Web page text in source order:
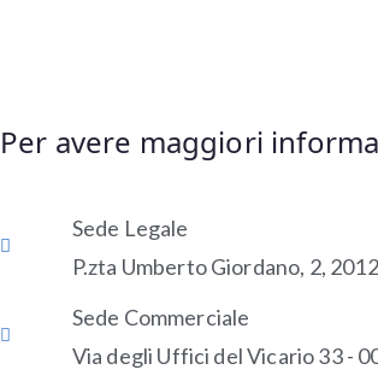
Per avere maggiori
Sede Legale
P.zta Umberto Giordano, 2,
Sede Commerciale
Via degli Uffici del Vicario 33 -